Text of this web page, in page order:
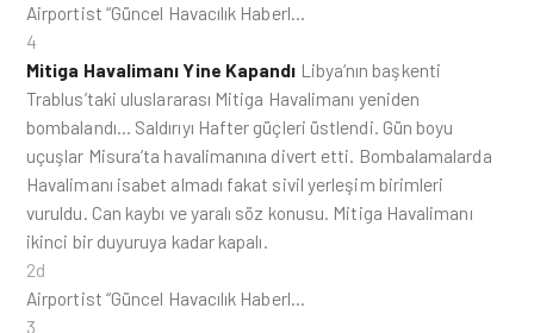
Airportist “Güncel Havacılık Haberl…
4
Mitiga Havalimanı Yine Kapandı Libya‘nın başkenti
Trablus’taki uluslararası Mitiga Havalimanı yeniden
bombalandı… Saldırıyı Hafter güçleri üstlendi. Gün boyu
uçuşlar Misura’ta havalimanına divert etti. Bombalamalarda
Havalimanı isabet almadı fakat sivil yerleşim birimleri
vuruldu. Can kaybı ve yaralı söz konusu. Mitiga Havalimanı
ikinci bir duyuruya kadar kapalı.
2d
Airportist “Güncel Havacılık Haberl…
3